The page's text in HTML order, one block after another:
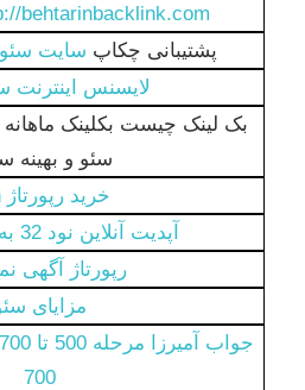
behtarinbacklink.com/
پشتیبانی چکاپ سایت سئو
لایسنس اینترنت
بک لینک چیست بکلینک ماهانه
سئو و بهینه
خرید رپورتاژ pbn
آپدیت آنلاین نود 32 به تاریخ امروز
رپورتاژ آگهی
مزایای
700